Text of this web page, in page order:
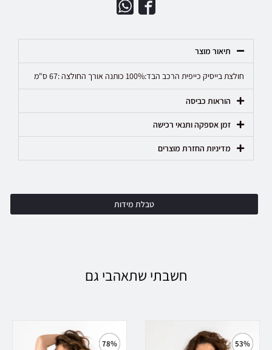
טבלת מידות
תיאור מוצר
חולצת בייסיק כייפית הרכב הבד:100% כותנה אורך החולצה :67 ס"מ
הוראות כביסה
זמן אספקה ותנאי רכישה
מדיניות החזרת מוצרים
חשבתי שתאהבי גם
53%
78%